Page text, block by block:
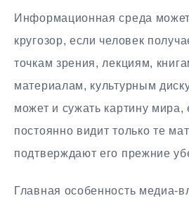
Информационная среда
кругозор, если человек
точкам зрения, лекциям,
материалам, культурным
может и сужать картину мира,
постоянно видит только те
подтверждают его прежние
Главная особенность медиа-